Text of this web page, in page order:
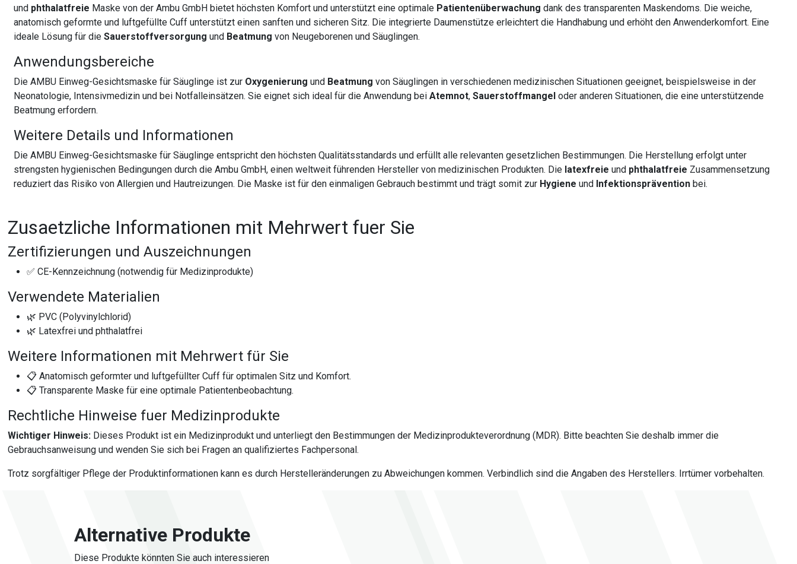
und phthalatfreie Maske von der Ambu GmbH bietet höchsten Komfort und unterstützt eine optimale Patientenüberwachung dank des transparenten Maskendoms. Die weiche,
anatomisch geformte und luftgefüllte Cuff unterstützt einen sanften und sicheren Sitz. Die integrierte Daumenstütze erleichtert die Handhabung und erhöht den Anwenderkomfort. Eine
ideale Lösung für dieSauerstoffversorgung und Beatmung von Neugeborenen und Säuglingen.
Anwendungsbereiche
Die AMBU Einweg-Gesichtsmaske für Säuglinge ist zur Oxygenierung und Beatmung von Säuglingen in verschiedenen medizinischen Situationen geeignet, beispielsweise in der
Neonatologie, Intensivmedizin und bei Notfalleinsätzen. Sie eignet sich ideal für die Anwendung beiAtemnot,Sauerstoffmangel oder anderen Situationen, die eine unterstützende
Beatmung erfordern.
Weitere Details und Informationen
Die AMBU Einweg-Gesichtsmaske für Säuglinge entspricht den höchsten Qualitätsstandards und erfüllt alle relevanten gesetzlichen Bestimmungen. Die Herstellung erfolgt unter
strengsten hygienischen Bedingungen durch die Ambu GmbH, einen weltweit führenden Hersteller von medizinischen Produkten. Die latexfreie und phthalatfreie Zusammensetzung
reduziert das Risiko von Allergien und Hautreizungen. Die Maske ist für den einmaligen Gebrauch bestimmt und trägt somit zur Hygiene und Infektionsprävention bei.
Zusaetzliche Informationen mit Mehrwert fuer Sie
Zertifizierungen und Auszeichnungen
✅ CE-Kennzeichnung (notwendig für Medizinprodukte)
Verwendete Materialien
🌿 PVC (Polyvinylchlorid)
🌿 Latexfrei und phthalatfrei
Weitere Informationen mit Mehrwert für Sie
📋 Anatomisch geformter und luftgefüllter Cuff für optimalen Sitz und Komfort.
📋 Transparente Maske für eine optimale Patientenbeobachtung.
Rechtliche Hinweise fuer Medizinprodukte
Wichtiger Hinweis: Dieses Produkt ist ein Medizinprodukt und unterliegt den Bestimmungen der Medizinprodukteverordnung (MDR). Bitte beachten Sie deshalb immer die
Gebrauchsanweisung und wenden Sie sich bei Fragen an qualifiziertes Fachpersonal.
Trotz sorgfältiger Pflege der Produktinformationen kann es durch Herstelleränderungen zu Abweichungen kommen. Verbindlich sind die Angaben des Herstellers. Irrtümer vorbehalten.
Alternative Produkte
Diese Produkte könnten Sie auch interessieren